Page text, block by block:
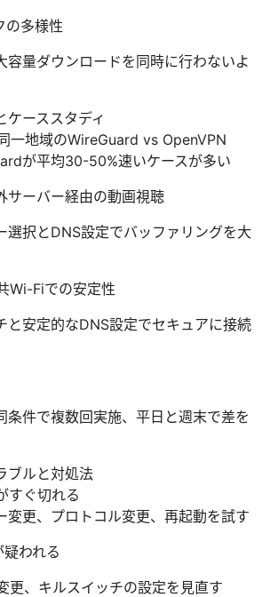
の多様性
容量ダウンロードを同時に行わないよ
ケーススタディ
一地域のWireGuard vs OpenVPN
が平均30-50%速いケースが多い
サーバー経由の動画視聴
選択とDNS設定でバッファリングを大
Wi-Fiでの安定性
と安定的なDNS設定でセキュアに接続
条件で複数回実施、平日と週末で差を
ブルと対処法
すぐ切れる
変更、プロトコル変更、再起動を試す
われる
更、キルスイッチの設定を見直す